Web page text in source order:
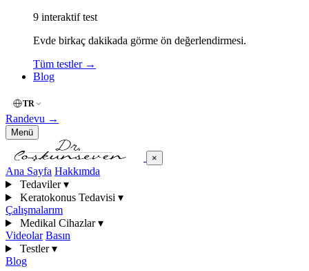
9 interaktif test
Evde birkaç dakikada görme ön değerlendirmesi.
Tüm testler →
Blog
TR
Randevu →
Menü
×
Ana Sayfa Hakkımda
Tedaviler ▾
Keratokonus Tedavisi ▾
Çalışmalarım
Medikal Cihazlar ▾
Videolar Basın
Testler ▾
Blog